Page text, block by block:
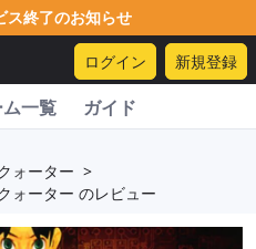
終了のお知らせ
ログイン 新規登録
一覧 ガイド
ォーター >
ォーター のレビュー